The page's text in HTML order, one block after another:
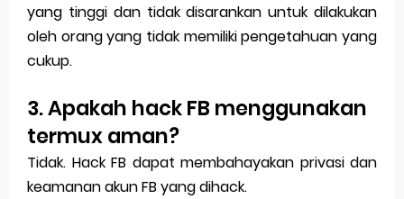
yang tinggi dan tidak disarankan untuk dilakukan
oleh orang yang tidak memiliki pengetahuan yang
cukup.
3. Apakah hack FB menggunakan
termux aman?
Tidak. Hack FB dapat membahayakan privasi dan
keamanan akun FB yang dihack.